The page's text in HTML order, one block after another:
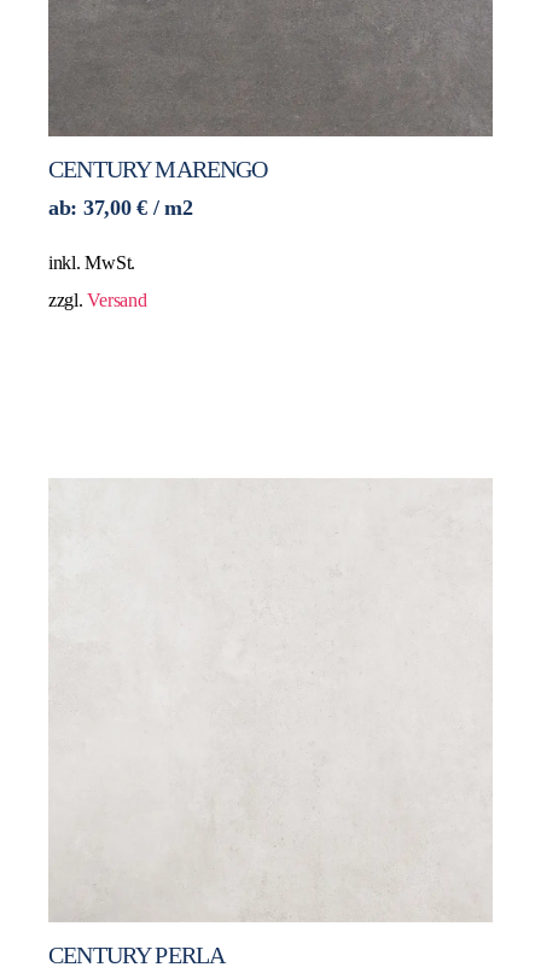
CENTURY MARENGO
ab: 37,00€ / m2
inkl. MwSt.
zzgl.Versand
CENTURY PERLA